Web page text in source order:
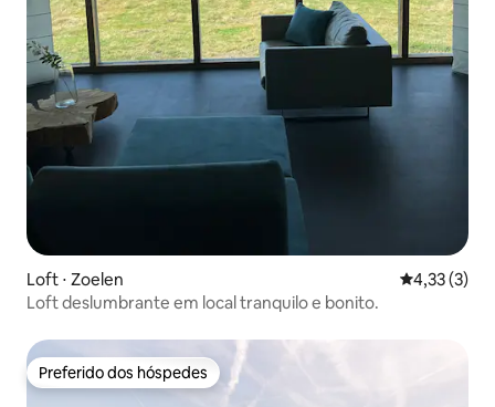
Loft ⋅ Zoelen 4,33 de
4,33 (3)
Loft deslumbrante em local tranquilo e bonito.
Preferido dos hóspedes
Preferido dos hóspedes